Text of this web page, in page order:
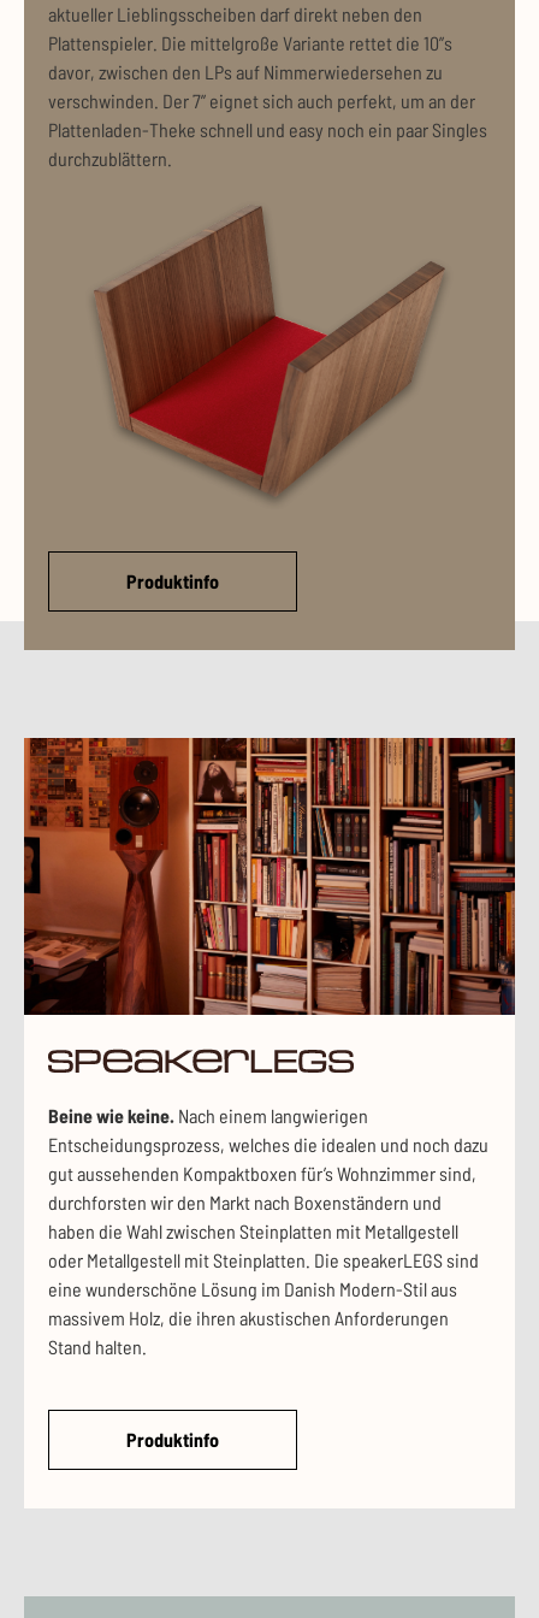
aktueller Lieblingsscheiben darf direkt neben den
Plattenspieler. Die mittelgroße Variante rettet die 10”s
davor, zwischen den LPs auf Nimmerwiedersehen zu
verschwinden. Der 7” eignet sich auch perfekt, um an der
Plattenladen-Theke schnell und easy noch ein paar Singles
durchzublättern.
Produktinfo
Beine wie keine. Nach einem langwierigen
Entscheidungsprozess, welches die idealen und noch dazu
gut aussehenden Kompaktboxen für’s Wohnzimmer sind,
durchforsten wir den Markt nach Boxenständern und
haben die Wahl zwischen Steinplatten mit Metallgestell
oder Metallgestell mit Steinplatten. Die speakerLEGS sind
eine wunderschöne Lösung im Danish Modern-Stil aus
massivem Holz, die ihren akustischen Anforderungen
Stand halten.
Produktinfo